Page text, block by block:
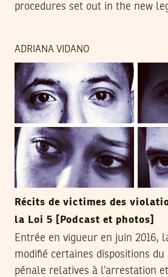
procedures set out in the new
ADRIANA VIDANO
Récits de victimes des
la Loi 5 [Podcast et photos]
Entrée en vigueur en juin 2016,
modifié certaines dispositions du
pénale relatives à l’arrestation